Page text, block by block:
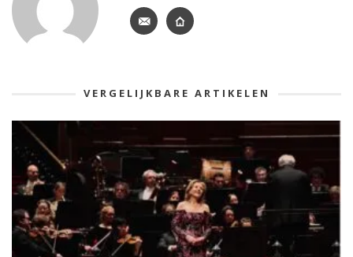
VERGELIJKBARE ARTIKELEN